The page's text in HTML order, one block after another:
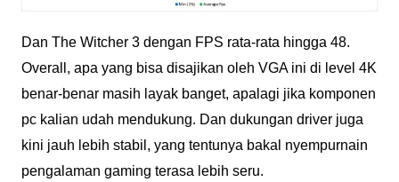
Dan The Witcher 3 dengan FPS rata-rata hingga 48.
Overall, apa yang bisa disajikan oleh VGA ini di level 4K
benar-benar masih layak banget, apalagi jika komponen
pc kalian udah mendukung. Dan dukungan driver juga
kini jauh lebih stabil, yang tentunya bakal nyempurnain
pengalaman gaming terasa lebih seru.